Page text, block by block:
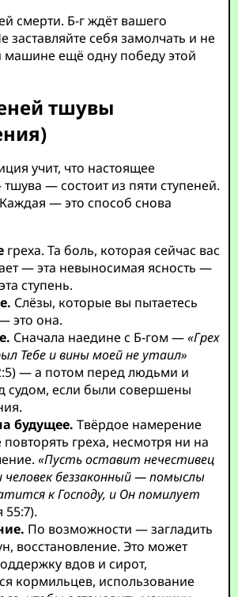
смерти. Б-г ждёт вашего
заставляйте себя замолчать и не
машине ещё одну победу этой
тшувы
учит, что настоящее
— состоит из пяти ступеней.
— это способ снова
греха. Та боль, которая сейчас вас
— эта невыносимая ясность —
ступень.
Слёзы, которые вы пытаетесь
это она.
Сначала наедине с Б-гом —«Грех
Тебе и вины моей не утаил»
— а потом перед людьми и
судом, если были совершены
будущее. Твёрдое намерение
повторять греха, несмотря ни на
«Пусть оставит нечестивец
человек беззаконный — помыслы
к Господу, и Он помилует
55:7).
По возможности — загладить
восстановление. Это может
вдов и сирот,
кормильцев, использование